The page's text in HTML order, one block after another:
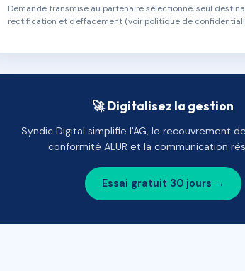
Demande transmise au partenaire sélectionné, seul
rectification et d'effacement (voir politique de
🚀 Digitalisez la gestion
Syndic Digital simplifie l'AG, le recouvrement
conformité ALUR et la communication
Essai gratuit 30 jours →